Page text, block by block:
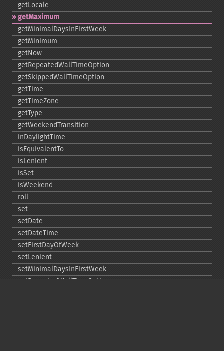
getLocale
getMaximum
getMinimalDaysInFirstWeek
getMinimum
getNow
getRepeatedWallTimeOption
getSkippedWallTimeOption
getTime
getTimeZone
getType
getWeekendTransition
inDaylightTime
isEquivalentTo
isLenient
isSet
isWeekend
roll
set
setDate
setDateTime
setFirstDayOfWeek
setLenient
setMinimalDaysInFirstWeek
setRepeatedWallTimeOption